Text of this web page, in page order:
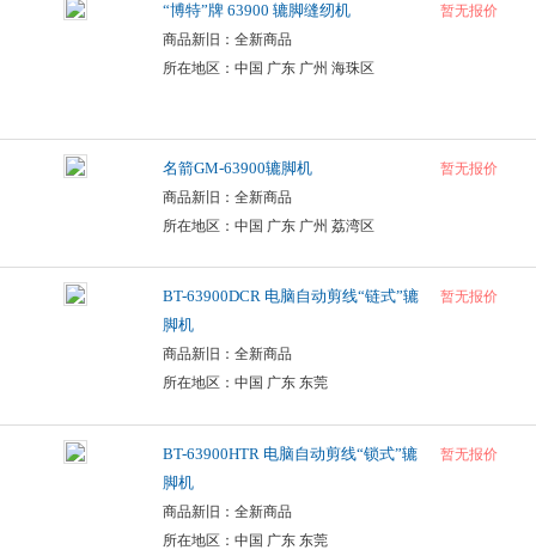
“博特”牌 63900 辘脚缝纫机
商品新旧：全新商品
所在地区：中国 广东 广州 海珠区
暂无报价
名箭GM-63900辘脚机
商品新旧：全新商品
所在地区：中国 广东 广州 荔湾区
暂无报价
BT-63900DCR 电脑自动剪线“链式”辘
脚机
商品新旧：全新商品
所在地区：中国 广东 东莞
暂无报价
BT-63900HTR 电脑自动剪线“锁式”辘
脚机
商品新旧：全新商品
所在地区：中国 广东 东莞
暂无报价